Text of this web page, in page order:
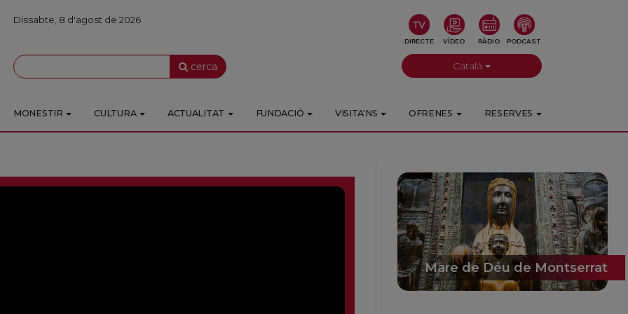
Dissabte, 8 d'agost de 2026
cerca
DIRECTE VÍDEO RÀDIO PODCAST
Català
MONESTIR CULTURA ACTUALITAT FUNDACIÓ VISITA'NS OFRENES RESERVES
Mare de Déu de Montserrat